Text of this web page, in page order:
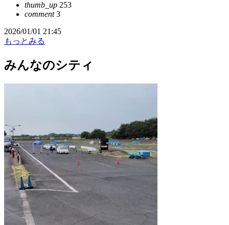
thumb_up 253
comment3
2026/01/01 21:45
もっとみる
みんなのシティ